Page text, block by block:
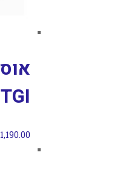
TGI ארה"ב
1,190.00